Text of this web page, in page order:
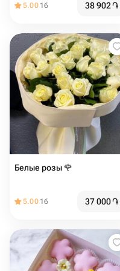
5.00 16 38 902֏
Белые розы 🌹
5.00 16 37 000֏